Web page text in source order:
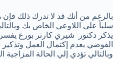
بالرغم من أنك قد لا تدرك ذلك
سلباً علي اللاوعي الخاص بك
يذكر دكتور شيري كارتر بورغ
الفوضي بعدم إكتمال العمل وتذكير
وبالتالي تؤدي إلي الحالة المزاجية